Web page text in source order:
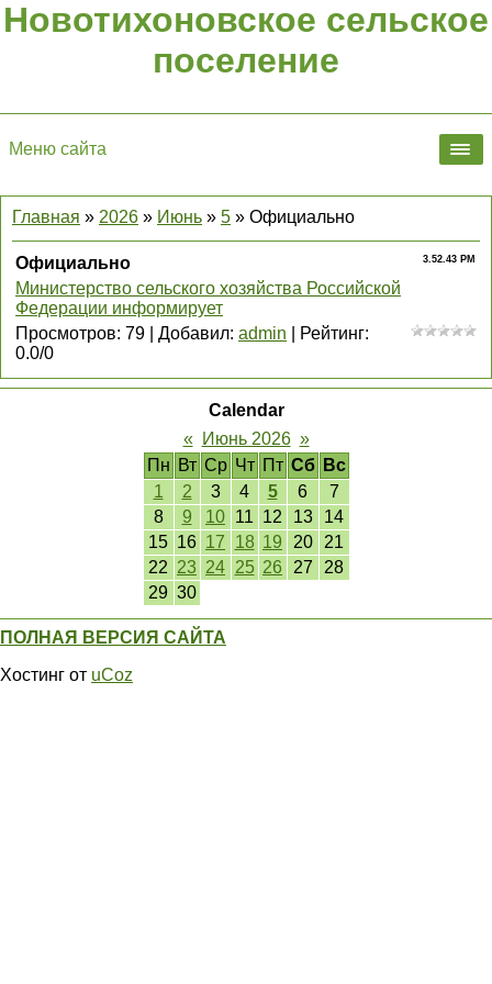
Новотихоновское сельское
поселение
Меню сайта
Главная » 2026 » Июнь » 5 » Официально
3.52.43 PM
Официально
Министерство сельского хозяйства Российской
Федерации информирует
Просмотров: 79 Добавил: admin Рейтинг:
0.0/0
Calendar
«
Июнь 2026 »
Пн Вт Ср Чт Пт Сб
Вс
1
2 3 4 5 6
7
8
9 10 11 12 13
14
15 16 17 18 19 20
21
22 23 24 25 26 27
28
29 30
ПОЛНАЯ ВЕРСИЯ САЙТА
Хостинг от uCoz